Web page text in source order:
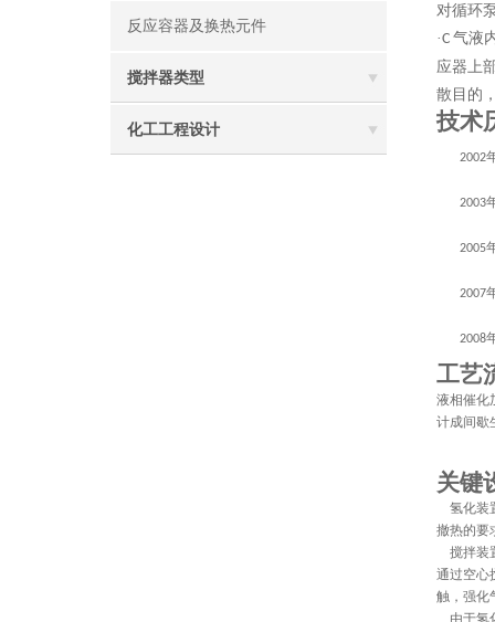
反应容器及换热元件
搅拌器类型
化工工程设计
对循环
·C 气液
应器上
散目的
技术
2002
2003
2005
2007
2008
工艺
液相催化
计成间歇
关键
氢化装
撤热的要
搅拌装
通过空心
触，强化